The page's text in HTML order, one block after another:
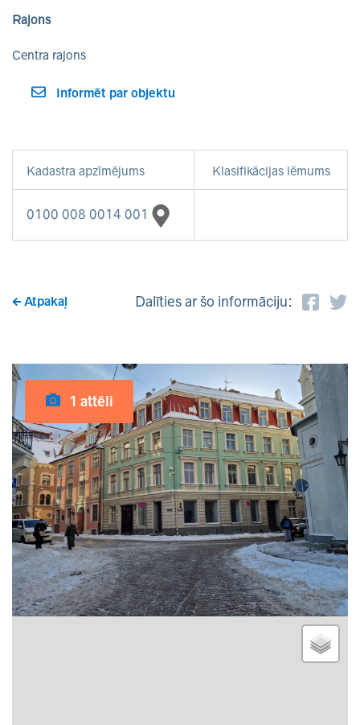
Rajons
Centra rajons
Informēt par objektu
Kadastra apzīmējums Klasifikācijas lēmums
0100 008 0014 001
Atpakaļ Dalīties ar šo informāciju:
1 attēli